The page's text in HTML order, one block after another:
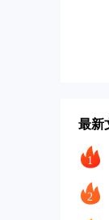
最新
1
2